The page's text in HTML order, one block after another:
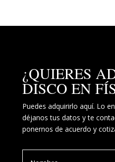
¿QUIERES
DISCO EN
Puedes adquirirlo aquí. Lo
déjanos tus datos y te
ponernos de acuerdo y